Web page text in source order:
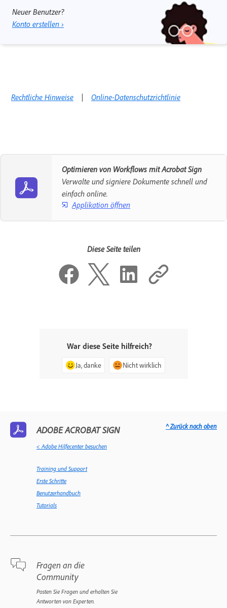
Neuer Benutzer?
Konto erstellen ›
Rechtliche Hinweise | Online-Datenschutzrichtlinie
Optimieren von Workflows mit Acrobat Sign
Verwalte und signiere Dokumente schnell und
einfach online.
Applikation öffnen
Diese Seite teilen
War diese Seite hilfreich?
Ja, danke Nicht wirklich
ADOBE ACROBAT SIGN
< Adobe Hilfecenter besuchen
Training und Support
Erste Schritte
Benutzerhandbuch
Tutorials
Fragen an die
Community
Posten Sie Fragen und erhalten Sie
Antworten von Experten.
^ Zurück nach oben